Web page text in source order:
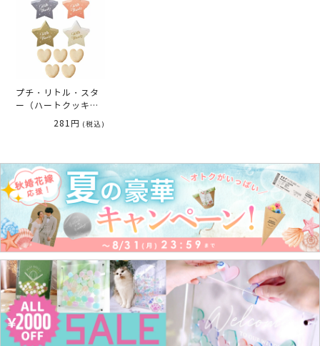
プチ・リトル・スタ
ー（ハートクッキ
ー） 1個 ／プチギ
フト【別配送A】
281円 (税込)